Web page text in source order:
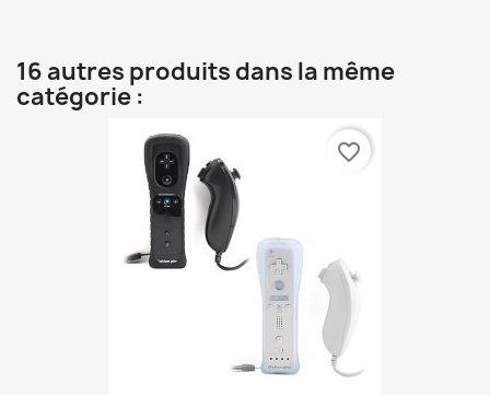
16 autres produits dans la même
catégorie :
favorite_border